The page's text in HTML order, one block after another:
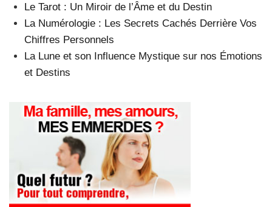
Le Tarot : Un Miroir de l’Âme et du Destin
La Numérologie : Les Secrets Cachés Derrière Vos
Chiffres Personnels
La Lune et son Influence Mystique sur nos Émotions
et Destins